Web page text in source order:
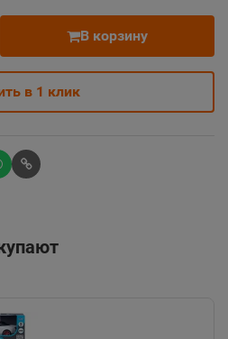
В корзину
в 1 клик